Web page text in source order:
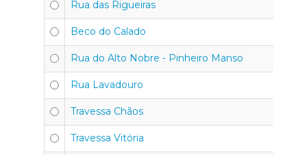
Rua das Rigueiras
Beco do Calado
Rua do Alto Nobre - Pinheiro Manso
Rua Lavadouro
Travessa Chãos
Travessa Vitória